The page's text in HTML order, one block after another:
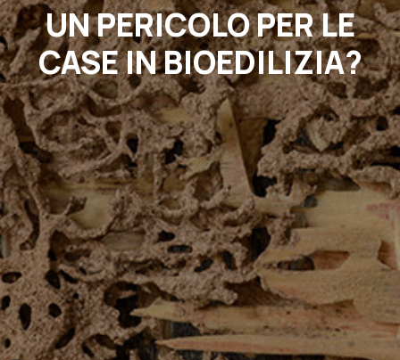
INFORMAZIONI
IN CANTIERE
UN PERICOLO PER LE
CASE IN BIOEDILIZIA?